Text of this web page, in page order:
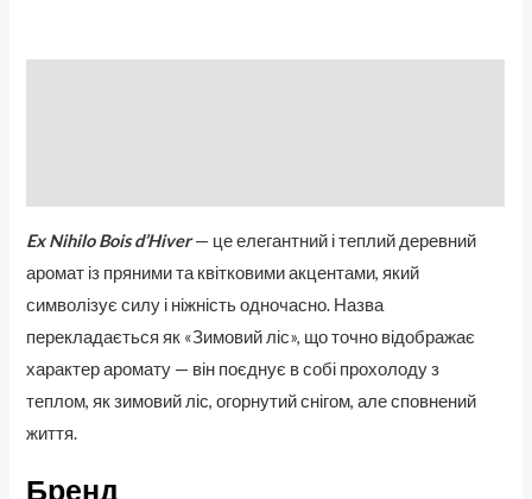
Ex Nihilo Bois d’Hiver— це елегантний і теплий деревний
аромат із пряними та квітковими акцентами, який
символізує силу і ніжність одночасно. Назва
перекладається як «Зимовий ліс», що точно відображає
характер аромату — він поєднує в собі прохолоду з
теплом, як зимовий ліс, огорнутий снігом, але сповнений
життя.
Бренд